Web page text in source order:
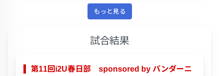
もっと見る
試合結果
第11回i2U春日部 sponsored by パンダーニ